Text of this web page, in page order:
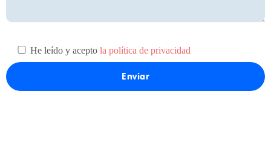
He leído y acepto la política de privacidad